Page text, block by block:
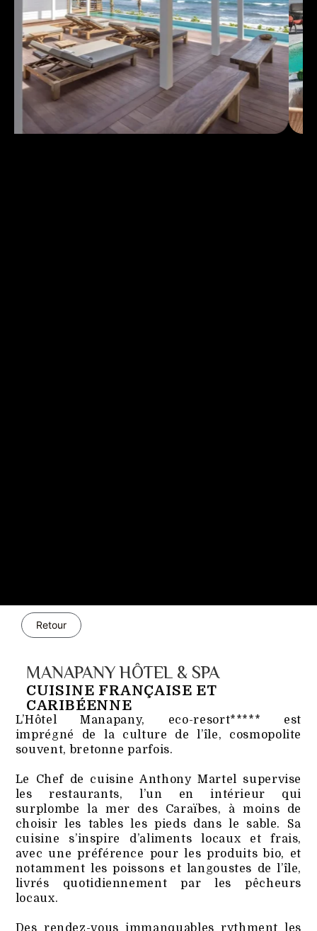
Retour
MANAPANY HÔTEL & SPA
CUISINE FRANÇAISE ET
CARIBÉENNE
L’Hôtel Manapany, eco-resort***** est
imprégné de la culture de l’île, cosmopolite
souvent, bretonne parfois.
Le Chef de cuisine Anthony Martel supervise
les restaurants, l’un en intérieur qui
surplombe la mer des Caraïbes, à moins de
choisir les tables les pieds dans le sable. Sa
cuisine s’inspire d’aliments locaux et frais,
avec une préférence pour les produits bio, et
notamment les poissons et langoustes de l’île,
livrés quotidiennement par les pêcheurs
locaux.
Des rendez-vous immanquables rythment les